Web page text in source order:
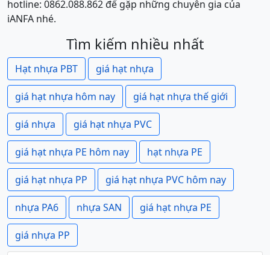
hotline: 0862.088.862 để gặp những chuyên gia của
iANFA nhé.
Tìm kiếm nhiều nhất
Hạt nhựa PBT giá hạt nhựa
giá hạt nhựa hôm nay giá hạt nhựa thế giới
giá nhựa giá hạt nhựa PVC
giá hạt nhựa PE hôm nay hạt nhựa PE
giá hạt nhựa PP giá hạt nhựa PVC hôm nay
nhựa PA6 nhựa SAN giá hạt nhựa PE
giá nhựa PP